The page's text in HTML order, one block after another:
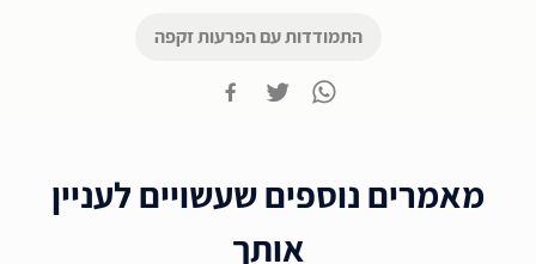
התמודדות עם הפרעות זקפה
מאמרים נוספים שעשויים לעניין
אותך